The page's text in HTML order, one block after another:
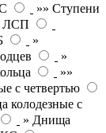
»» Ступени
ЛСП
»
»
»»
с четвертью
колодезные с
» Днища